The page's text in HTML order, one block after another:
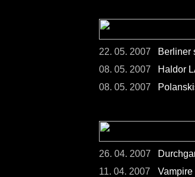
22. 05. 2007
Berliner
08. 05. 2007
Haldor
08. 05. 2007
26. 04. 2007
11. 04. 2007